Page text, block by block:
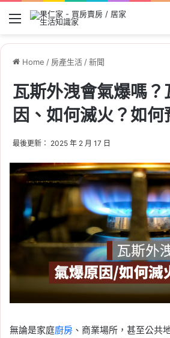
Menu
Home / 房產生活 /新聞
瓦斯外洩會氣爆嗎
因、如何滅火？如
最後更新： 2025 年 2 月 17 日
無論是家庭廚房 、商業場所，甚至公共